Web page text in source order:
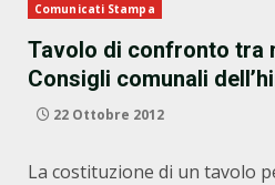
Comunicati Stampa
Tavolo di confronto tra
Consigli comunali
22 Ottobre 2012
La costituzione di un tavolo